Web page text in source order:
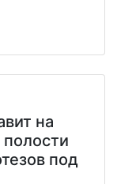
на
полости
под